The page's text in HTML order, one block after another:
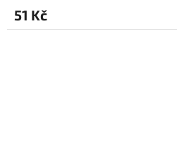
51 Kč